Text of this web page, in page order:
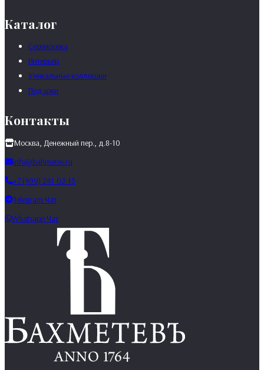
Каталог
Сервировка
Интерьер
Уникальные коллекции
Подарки
Контакты
Москва, Денежный пер., д.8-10
info@bahmetev.ru
+7 (499) 241-02-15
Telegram Чат
Whatsapp Чат